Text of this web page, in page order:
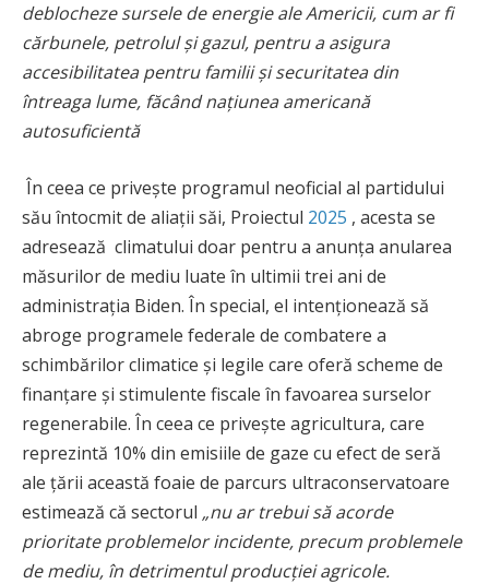
deblocheze sursele de energie ale Americii, cum ar fi
cărbunele, petrolul și gazul, pentru a asigura
accesibilitatea pentru familii și securitatea din
întreaga lume, făcând națiunea americană
autosuficientă
În ceea ce privește programul neoficial al partidului
său întocmit de aliații săi, Proiectul 2025 , acesta se
adresează climatului doar pentru a anunța anularea
măsurilor de mediu luate în ultimii trei ani de
administrația Biden. În special, el intenționează să
abroge programele federale de combatere a
schimbărilor climatice și legile care oferă scheme de
finanțare și stimulente fiscale în favoarea surselor
regenerabile. În ceea ce privește agricultura, care
reprezintă 10% din emisiile de gaze cu efect de seră
ale țării această foaie de parcurs ultraconservatoare
estimează că sectorul „nu ar trebui să acorde
prioritate problemelor incidente, precum problemele
de mediu, în detrimentul producției agricole.